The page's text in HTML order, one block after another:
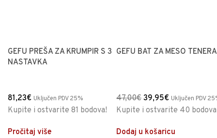
GEFU PREŠA ZA KRUMPIR S 3
NASTAVKA
81,23€ Uključen PDV 25%
Kupite i ostvarite 81 bodova!
Pročitaj više
GEFU BAT ZA MESO TENERA
47,00€ 39,95€ Uključen PDV
Kupite i ostvarite 40
Dodaj u košaricu